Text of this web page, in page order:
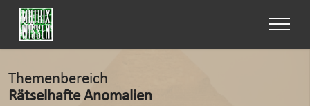
Themenbereich
Rätselhafte Anomalien